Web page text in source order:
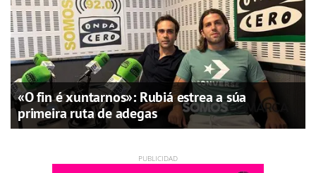
«O fin é xuntarnos»: Rubiá estrea a súa
primeira ruta de adegas